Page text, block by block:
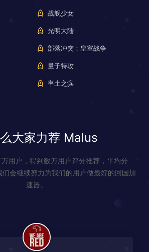
战舰少女
光明大陆
部落冲突：皇室战争
量子特攻
率土之滨
大家力荐 Malus
万用户，得到数万用户评分推荐，平均分
会继续努力为我们的用户做最好的回国加
速器。